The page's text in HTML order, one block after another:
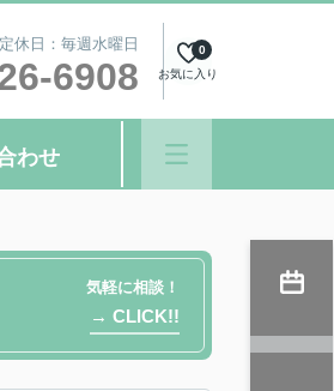
休日：毎週水曜日
6908 お気に入り
0
わせ
気軽に相談！
→ CLICK!!